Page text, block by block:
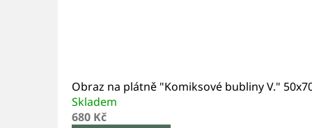
Obraz na plátně "Komiksové bubliny V."
Skladem
680 Kč